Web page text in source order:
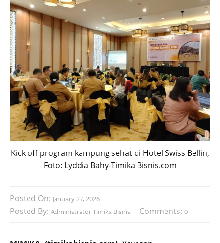
Kick off program kampung sehat di Hotel Swiss Bellin,
Foto: Lyddia Bahy-Timika Bisnis.com
Posted On: January 27, 2026
Posted By: Administrator Timika Bisnis Comments: 0